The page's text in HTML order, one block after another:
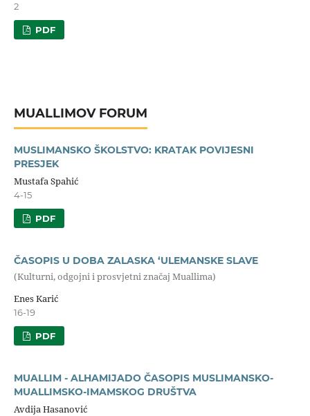
2
PDF
MUALLIMOV FORUM
MUSLIMANSKO ŠKOLSTVO: KRATAK POVIJESNI
PRESJEK
Mustafa Spahić
4-15
PDF
ČASOPIS U DOBA ZALASKA ‘ULEMANSKE SLAVE
(Kulturni, odgojni i prosvjetni značaj Muallima)
Enes Karić
16-19
PDF
MUALLIM - ALHAMIJADO ČASOPIS MUSLIMANSKO-
MUALLIMSKO-IMAMSKOG DRUŠTVA
Avdija Hasanović